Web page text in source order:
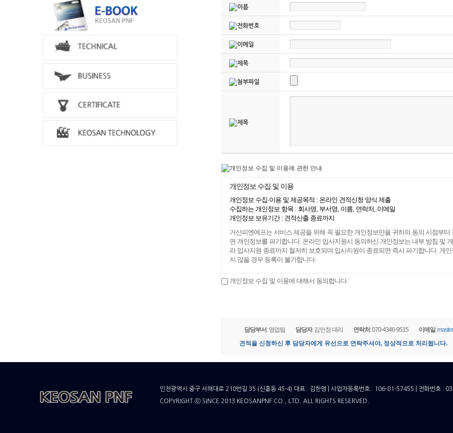
개인정보 수집 및 이용
개인정보 수집·이용 및 제공목적 : 온라인 견적신청 양식 제출
수집하는 개인정보 항목 : 회사명, 부서명, 이름, 연락처, 이메일
개인정보 보유기간 : 견적산출 종료까지
거산피엔에프는 서비스 제공을 위해 꼭 필요한 개인정보만을 귀하의 동의 시점부
면 개인정보를 파기합니다. 온라인 입사지원시 동의하신 개인정보는 내부 방침 및
라 입사지원 종료까지 철저히 보호되며 입사지원이 종료되면 즉시 파기합니다. 개
지 않을 경우 등록이 불가합니다.
개인정보 수집 및 이용에 대해서 동의합니다.
담당부서: 영업팀 담당자: 김민정 대리 연락처: 070-4346-9515 이메일:
견적을 신청하신 후 담당자에게 유선으로 연락주셔야, 정상적으로 처리됩니다.
인천광역시 중구 서해대로 210번길 35 (신흥동 45-4) 대표 : 김한영 | 사업자등록번호 : 106-81-57455 | 전화번호
COPYRIGHT ⓒ SINCE 2013 KEOSANPNF CO., LTD. ALL RIGHTS RESERVED.